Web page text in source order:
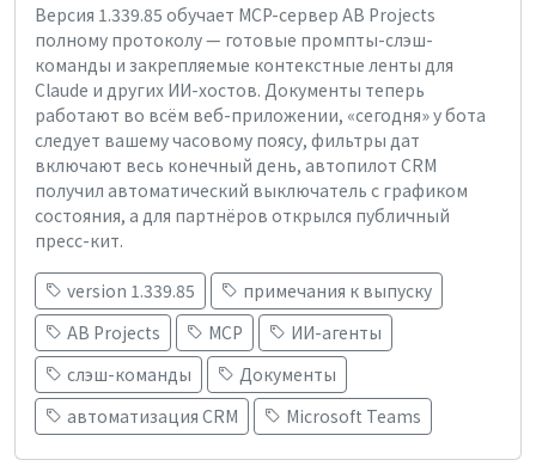
Версия 1.339.85 обучает MCP-сервер AB Projects
полному протоколу — готовые промпты-слэш-
команды и закрепляемые контекстные ленты для
Claude и других ИИ-хостов. Документы теперь
работают во всём веб-приложении, «сегодня» у бота
следует вашему часовому поясу, фильтры дат
включают весь конечный день, автопилот CRM
получил автоматический выключатель с графиком
состояния, а для партнёров открылся публичный
пресс-кит.
version 1.339.85
примечания к выпуску
AB Projects
MCP
ИИ-агенты
слэш-команды
Документы
автоматизация CRM
Microsoft Teams